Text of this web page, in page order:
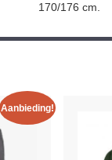
170/176 cm.
Aanbieding!